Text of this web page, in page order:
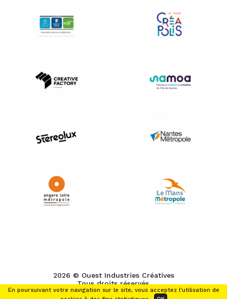
2026 © Ouest Industries Créatives
Tous droits réservés.
En poursuivant votre navigation sur le site, vous acceptez l'utilisation de